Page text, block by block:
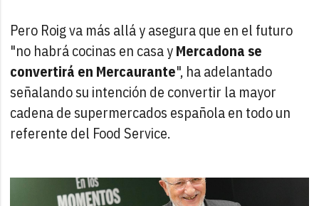
Pero Roig va más allá y asegura que en el futuro
"no habrá cocinas en casa yMercadona se
convertirá en Mercaurante", ha adelantado
señalando su intención de convertir la mayor
cadena de supermercados española en todo un
referente del Food Service.